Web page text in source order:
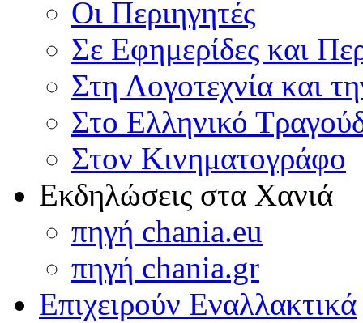
Οι Περιηγητές
Σε Εφημερίδες και
Στη Λογοτεχνία και
Στο Ελληνικό
Στον Κινηματογράφο
Εκδηλώσεις στα Χανιά
πηγή chania.eu
πηγή chania.gr
Επιχειρούν Εναλλακτικά